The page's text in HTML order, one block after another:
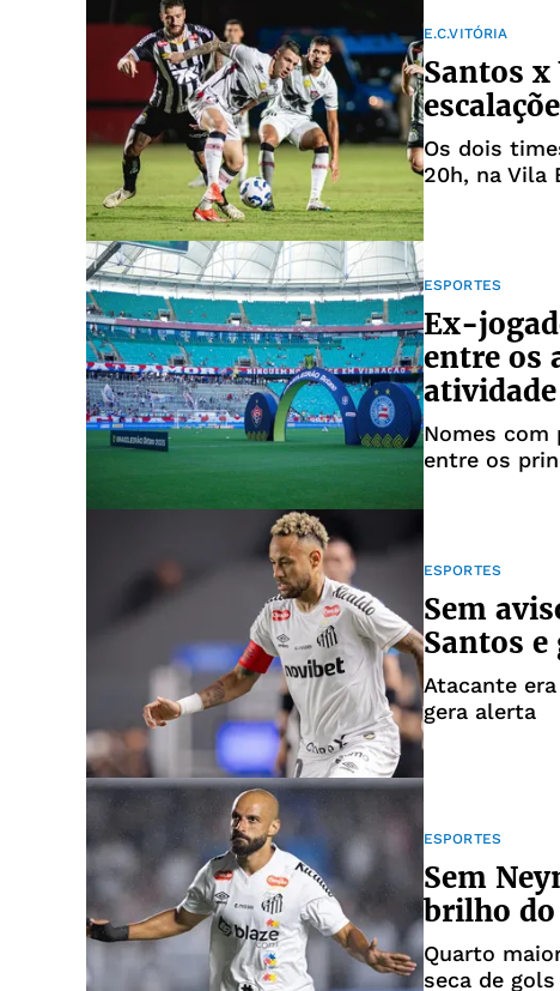
E.C.VITÓRIA
Santos
Os dois
20h, na Vila
ESPORTES
Ex-
entre os
atividade
Nomes com
entre os
ESPORTES
Sem
Santos
Atacante
gera alerta
ESPORTES
Sem
brilho
Quarto
seca de